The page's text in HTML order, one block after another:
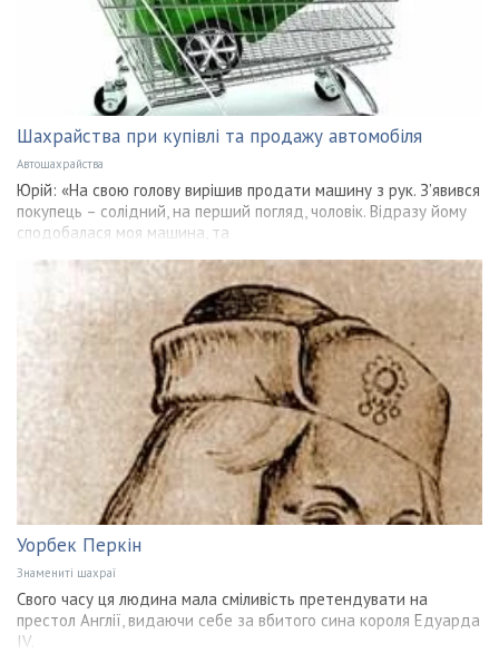
Шахрайства при купівлі та продажу автомобіля
Автошахрайства
Юрій: «На свою голову вирішив продати машину з рук. З’явився
покупець – солідний, на перший погляд, чоловік. Відразу йому
сподобалася моя машина, та
Уорбек Перкін
Знамениті шахраї
Свого часу ця людина мала сміливість претендувати на
престол Англії, видаючи себе за вбитого сина короля Едуарда
IV.